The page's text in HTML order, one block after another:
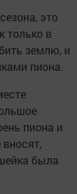
это
только в
землю, и
пиона.
пиона и
была